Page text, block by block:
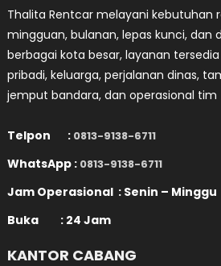
Thalita Rentcar melayani kebutuhan
mingguan, bulanan, lepas kunci, dan
berbagai kota besar, layanan
pribadi, keluarga, perjalanan dinas,
jemput bandara, dan operasional tim
Telpon : 0813-9138-6711
WhatsApp : 0813-9138-6711
Jam Operasional : Senin – Minggu
Buka : 24 Jam
KANTOR CABANG